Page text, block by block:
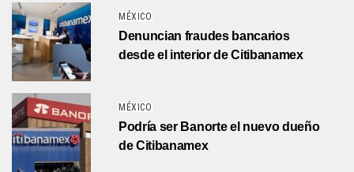
MÉXICO
Denuncian fraudes bancarios
desde el interior de Citibanamex
MÉXICO
Podría ser Banorte el nuevo dueño
de Citibanamex